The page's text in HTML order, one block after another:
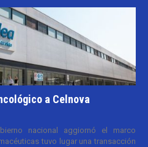
a Celnova
nacional aggiornó el marco
tuvo lugar una transacción